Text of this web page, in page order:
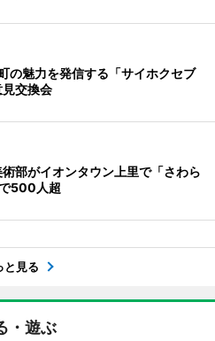
の魅力を発信する「サイホクセブ
交換会
部がイオンタウン上里で「さわら
500人超
と見る
・遊ぶ